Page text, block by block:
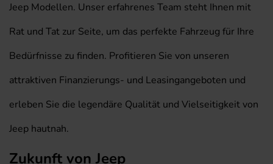
Jeep Modellen. Unser erfahrenes Team steht Ihnen mit
Rat und Tat zur Seite, um das perfekte Fahrzeug für Ihre
Bedürfnisse zu finden. Profitieren Sie von unseren
attraktiven Finanzierungs- und Leasingangeboten und
erleben Sie die legendäre Qualität und Vielseitigkeit von
Jeep hautnah.
Zukunft von Jeep